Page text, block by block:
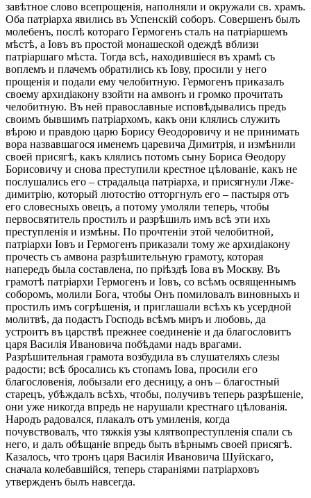
завѣтное слово всепрощенія, наполняли и окружали св. храмъ.
Оба патріарха явились въ Успенскій соборъ. Совершенъ былъ
молебенъ, послѣ котораго Гермогенъ сталъ на патріаршемъ
мѣстѣ, а Іовъ въ простой монашеской одеждѣ вблизи
патріаршаго мѣста. Тогда всѣ, находившіеся въ храмѣ съ
воплемъ и плачемъ обратились къ Іову, просили у него
прощенія и подали ему челобитную. Гермогенъ приказалъ
своему архидіакону взойти на амвонъ и громко прочитать
челобитную. Въ ней православные исповѣдывались предъ
своимъ бывшимъ патріархомъ, какъ они клялись служить
вѣрою и правдою царю Борису Ѳеодоровичу и не принимать
вора назвавшагося именемъ царевича Димитрія, и измѣнили
своей присягѣ, какъ клялись потомъ сыну Бориса Ѳеодору
Борисовичу и снова преступили крестное цѣлованіе, какъ не
послушались его – страдальца патріарха, и присягнули Лже-
димитрію, который лютостію отторгнулъ его – пастыря отъ
его словесныхъ овецъ, а потому умоляли теперь, чтобы
первосвятитель простилъ и разрѣшилъ имъ всѣ эти ихъ
преступленія и измѣны. По прочтеніи этой челобитной,
патріархи Іовъ и Гермогенъ приказали тому же архидіакону
прочесть съ амвона разрѣшительную грамоту, которая
напередъ была составлена, по пріѣздѣ Іова въ Москву. Въ
грамотѣ патріархи Гермогенъ и Іовъ, со всѣмъ освященнымъ
соборомъ, молили Бога, чтобы Онъ помиловалъ виновныхъ и
простилъ имъ согрѣшенія, и приглашали всѣхъ къ усердной
молитвѣ, да подастъ Господь всѣмъ миръ и любовь, да
устроитъ въ царствѣ прежнее соединеніе и да благословитъ
царя Василія Ивановича побѣдами надъ врагами.
Разрѣшительная грамота возбудила въ слушателяхъ слезы
радости; всѣ бросались къ стопамъ Іова, просили его
благословенія, лобызали его десницу, а онъ – благостный
старецъ, убѣждалъ всѣхъ, чтобы, получивъ теперь разрѣшеніе,
они уже никогда впредь не нарушали крестнаго цѣлованія.
Народъ радовался, плакалъ отъ умиленія, когда
почувствовалъ, что тяжкія узы клятвопреступленія спали съ
него, и далъ обѣщаніе впредь быть вѣрнымъ своей присягѣ.
Казалось, что тронъ царя Василія Ивановича Шуйскаго,
сначала колебавшійся, теперь стараніями патріарховъ
утвержденъ былъ навсегда.